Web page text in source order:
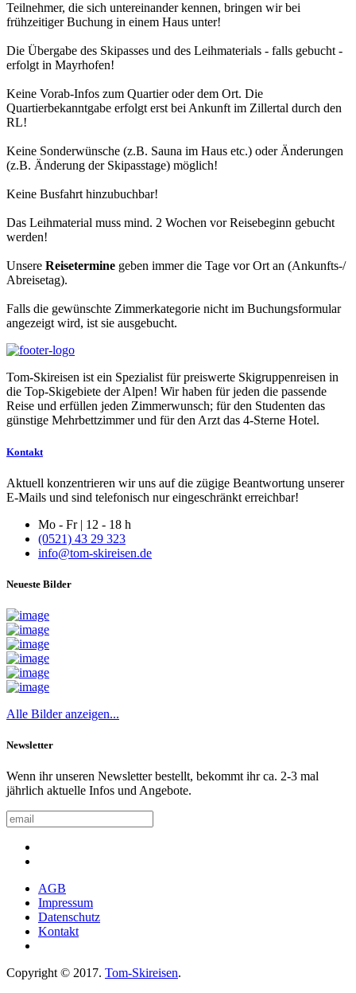
Teilnehmer, die sich untereinander kennen, bringen wir bei
frühzeitiger Buchung in einem Haus unter!
Die Übergabe des Skipasses und des Leihmaterials - falls gebucht -
erfolgt in Mayrhofen!
Keine Vorab-Infos zum Quartier oder dem Ort. Die
Quartierbekanntgabe erfolgt erst bei Ankunft im Zillertal durch den
RL!
Keine Sonderwünsche (z.B. Sauna im Haus etc.) oder Änderungen
(z.B. Änderung der Skipasstage) möglich!
Keine Busfahrt hinzubuchbar!
Das Leihmaterial muss mind. 2 Wochen vor Reisebeginn gebucht
werden!
Unsere Reisetermine geben immer die Tage vor Ort an (Ankunfts-/
Abreisetag).
Falls die gewünschte Zimmerkategorie nicht im Buchungsformular
angezeigt wird, ist sie ausgebucht.
Tom-Skireisen ist ein Spezialist für preiswerte Skigruppenreisen in
die Top-Skigebiete der Alpen! Wir haben für jeden die passende
Reise und erfüllen jeden Zimmerwunsch; für den Studenten das
günstige Mehrbettzimmer und für den Arzt das 4-Sterne Hotel.
Kontakt
Aktuell konzentrieren wir uns auf die zügige Beantwortung unserer
E-Mails und sind telefonisch nur eingeschränkt erreichbar!
Mo - Fr | 12 - 18 h
(0521) 43 29 323
info@tom-skireisen.de
Neueste Bilder
Alle Bilder anzeigen...
Newsletter
Wenn ihr unseren Newsletter bestellt, bekommt ihr ca. 2-3 mal
jährlich aktuelle Infos und Angebote.
AGB
Impressum
Datenschutz
Kontakt
Copyright © 2017. Tom-Skireisen.